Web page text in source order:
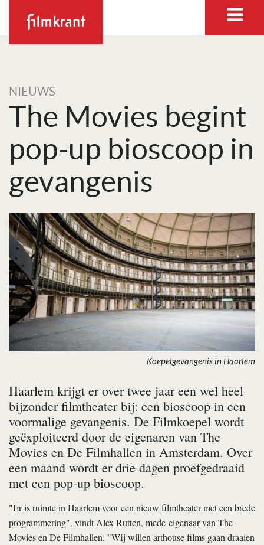
NIEUWS
The Movies begint
pop-up bioscoop in
gevangenis
Koepelgevangenis in Haarlem
Haarlem krijgt er over twee jaar een wel heel
bijzonder filmtheater bij: een bioscoop in een
voormalige gevangenis. De Filmkoepel wordt
geëxploiteerd door de eigenaren van The
Movies en De Filmhallen in Amsterdam. Over
een maand wordt er drie dagen proefgedraaid
met een pop-up bioscoop.
"Er is ruimte in Haarlem voor een nieuw filmtheater met een brede
programmering", vindt Alex Rutten, mede-eigenaar van The
Movies en De Filmhallen. "Wij willen arthouse films gaan draaien